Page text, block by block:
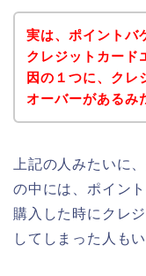
実は、ポイントバ
クレジットカード
因の１つに、クレ
オーバーがあるみ
上記の人みたいに
の中には、ポイン
購入した時にクレ
してしまった人も